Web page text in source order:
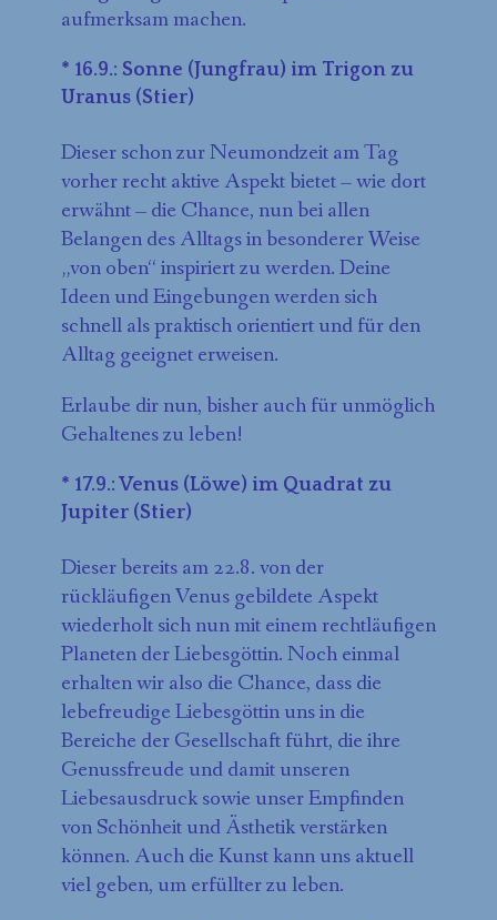
aufmerksam machen.
* 16.9.: Sonne (Jungfrau) im Trigon zu
Uranus (Stier)
Dieser schon zur Neumondzeit am Tag
vorher recht aktive Aspekt bietet – wie dort
erwähnt – die Chance, nun bei allen
Belangen des Alltags in besonderer Weise
„von oben“ inspiriert zu werden. Deine
Ideen und Eingebungen werden sich
schnell als praktisch orientiert und für den
Alltag geeignet erweisen.
Erlaube dir nun, bisher auch für unmöglich
Gehaltenes zu leben!
* 17.9.: Venus (Löwe) im Quadrat zu
Jupiter (Stier)
Dieser bereits am 22.8. von der
rückläufigen Venus gebildete Aspekt
wiederholt sich nun mit einem rechtläufigen
Planeten der Liebesgöttin. Noch einmal
erhalten wir also die Chance, dass die
lebefreudige Liebesgöttin uns in die
Bereiche der Gesellschaft führt, die ihre
Genussfreude und damit unseren
Liebesausdruck sowie unser Empfinden
von Schönheit und Ästhetik verstärken
können. Auch die Kunst kann uns aktuell
viel geben, um erfüllter zu leben.